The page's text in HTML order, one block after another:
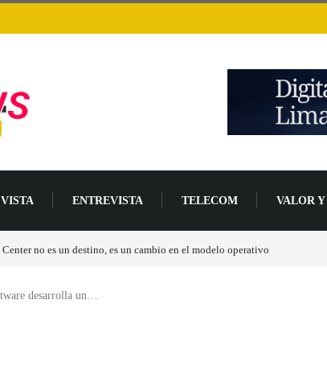
ENTREVISTA TELECOM VALOR
no es un destino, es un cambio en el modelo operativo
desarrolla un…